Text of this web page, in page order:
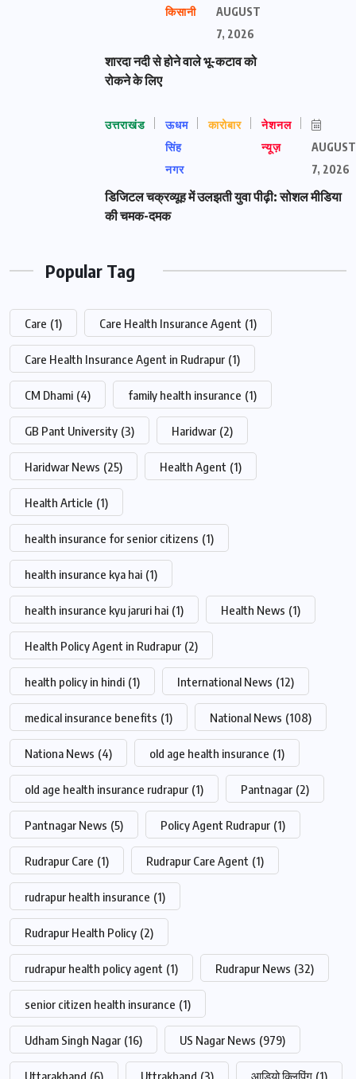
किसानी
AUGUST
7, 2026
शारदा नदी से होने वाले भू-कटाव को
रोकने के लिए
उत्तराखंड
ऊधम
सिंह
नगर
कारोबार
नेशनल
न्यूज़
AUGUST
7, 2026
डिजिटल चक्रव्यूह में उलझती युवा पीढ़ी: सोशल मीडिया
की चमक-दमक
Popular Tag
Care (1) Care Health Insurance Agent (1)
Care Health Insurance Agent in Rudrapur (1)
CM Dhami (4) family health insurance (1)
GB Pant University (3) Haridwar (2)
Haridwar News (25) Health Agent (1)
Health Article (1)
health insurance for senior citizens (1)
health insurance kya hai (1)
health insurance kyu jaruri hai (1) Health News (1)
Health Policy Agent in Rudrapur (2)
health policy in hindi (1) International News (12)
medical insurance benefits (1) National News (108)
Nationa News (4) old age health insurance (1)
old age health insurance rudrapur (1) Pantnagar (2)
Pantnagar News (5) Policy Agent Rudrapur (1)
Rudrapur Care (1) Rudrapur Care Agent (1)
rudrapur health insurance (1)
Rudrapur Health Policy (2)
rudrapur health policy agent (1) Rudrapur News (32)
senior citizen health insurance (1)
Udham Singh Nagar (16) US Nagar News (979)
Uttarakhand (6) Uttrakhand (3) आडियो क्लिपिंग (1)